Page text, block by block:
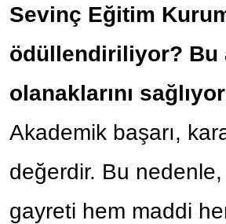
Sevinç Eğitim
ödüllendiriliyor? Bu
olanaklarını
Akademik başarı,
değerdir. Bu
gayreti hem maddi